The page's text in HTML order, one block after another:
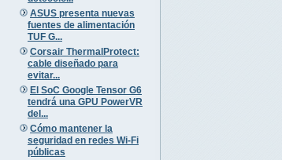
ASUS presenta nuevas
fuentes de alimentación
TUF G...
Corsair ThermalProtect:
cable diseñado para
evitar...
El SoC Google Tensor G6
tendrá una GPU PowerVR
del...
Cómo mantener la
seguridad en redes Wi-Fi
públicas